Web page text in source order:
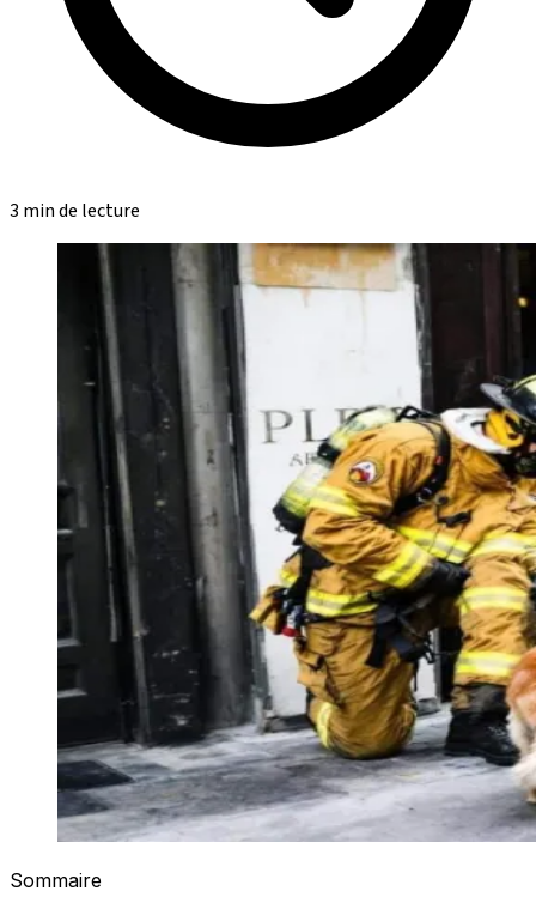
3 min de lecture
Sommaire